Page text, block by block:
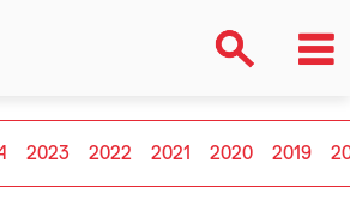
2023 2022 2021 2020 2019